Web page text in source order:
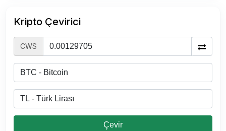
Kripto Çevirici
CWS
Çevir